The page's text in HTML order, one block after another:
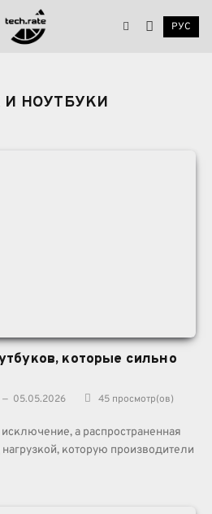
РУС
И НОУТБУКИ
которые сильно
05.05.2026 45 просмотр(ов)
а распространенная
которую производители